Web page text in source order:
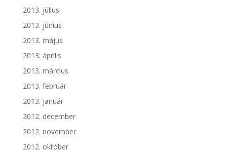
2013. július
2013. június
2013. május
2013. április
2013. március
2013. február
2013. január
2012. december
2012. november
2012. október